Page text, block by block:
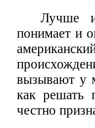
Лучше и
понимает и
вызывают у
как решать
честно